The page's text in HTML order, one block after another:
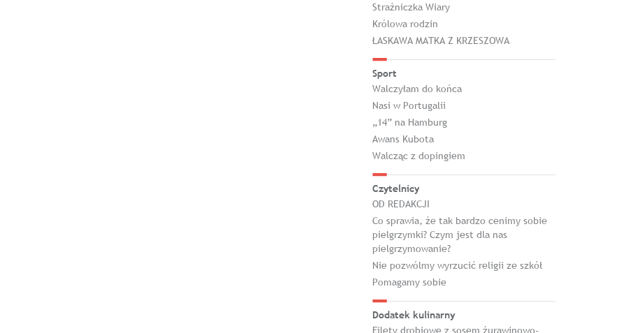
Strażniczka Wiary
Królowa rodzin
ŁASKAWA MATKA Z KRZESZOWA
Sport
Walczyłam do końca
Nasi w Portugalii
„14” na Hamburg
Awans Kubota
Walcząc z dopingiem
Czytelnicy
OD REDAKCJI
Co sprawia, że tak bardzo cenimy sobie
pielgrzymki? Czym jest dla nas
pielgrzymowanie?
Nie pozwólmy wyrzucić religii ze szkół
Pomagamy sobie
Dodatek kulinarny
Filety drobiowe z sosem żurawinowo-